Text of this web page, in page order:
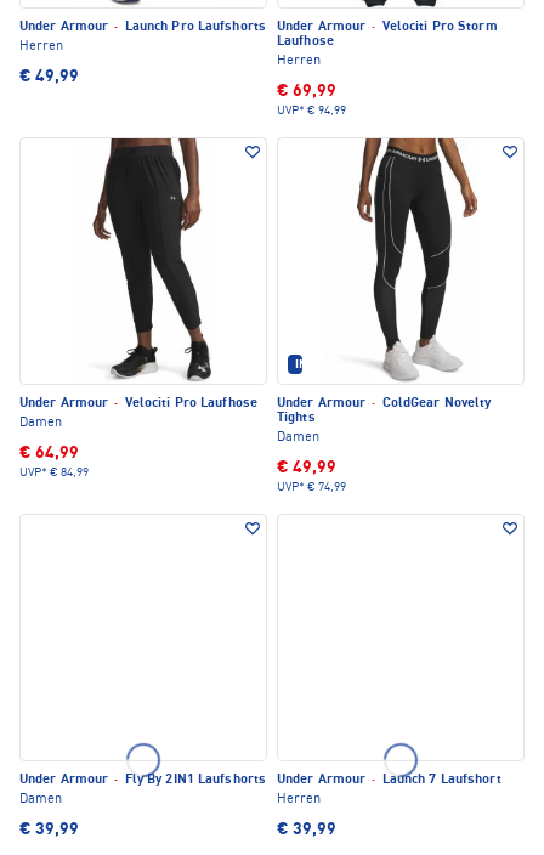
Under Armour ·
Launch Pro Laufshorts
Herren
€ 49,99
Under Armour · Velociti Pro Storm
Laufhose
Herren
€ 69,99
UVP* € 94,99
Under Armour · Velociti Pro Laufhose
Damen
€ 64,99
UVP* € 84,99
IM SET ERHÄLTLICH
Under Armour · ColdGear Novelty
Tights
Damen
€ 49,99
UVP* € 74,99
Under Armour ·
Fly By 2IN1 Laufshorts
Damen
€ 39,99
Under Armour ·
Launch 7 Laufshort
Herren
€ 39,99